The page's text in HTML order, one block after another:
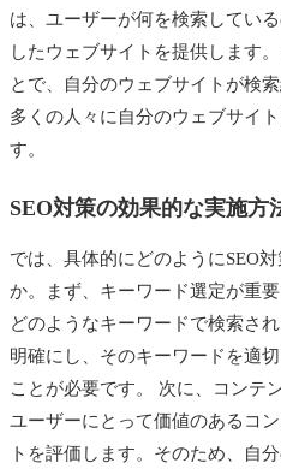
は、ユーザーが何を検索してい
したウェブサイトを提供します
とで、自分のウェブサイトが検
多くの人々に自分のウェブサイ
す。
SEO対策の効果的な実施方
では、具体的にどのようにSEO
か。まず、キーワード選定が重
どのようなキーワードで検索さ
明確にし、そのキーワードを適
ことが必要です。 次に、コンテ
ユーザーにとって価値のあるコ
トを評価します。そのため、自